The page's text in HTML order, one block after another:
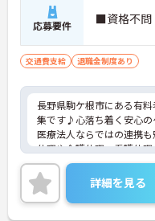
応募要件 ■資格不問
交通費支給 退職金制度あり
長野県駒ケ根市にある有
集です♪心落ち着く安心の
医療法人ならではの連携
休暇や介護休暇・看護休
や子育てなど、ライフス
る環境です♪ご興味ある方
ど、さらに詳細をお話致
ください。
詳細を見る